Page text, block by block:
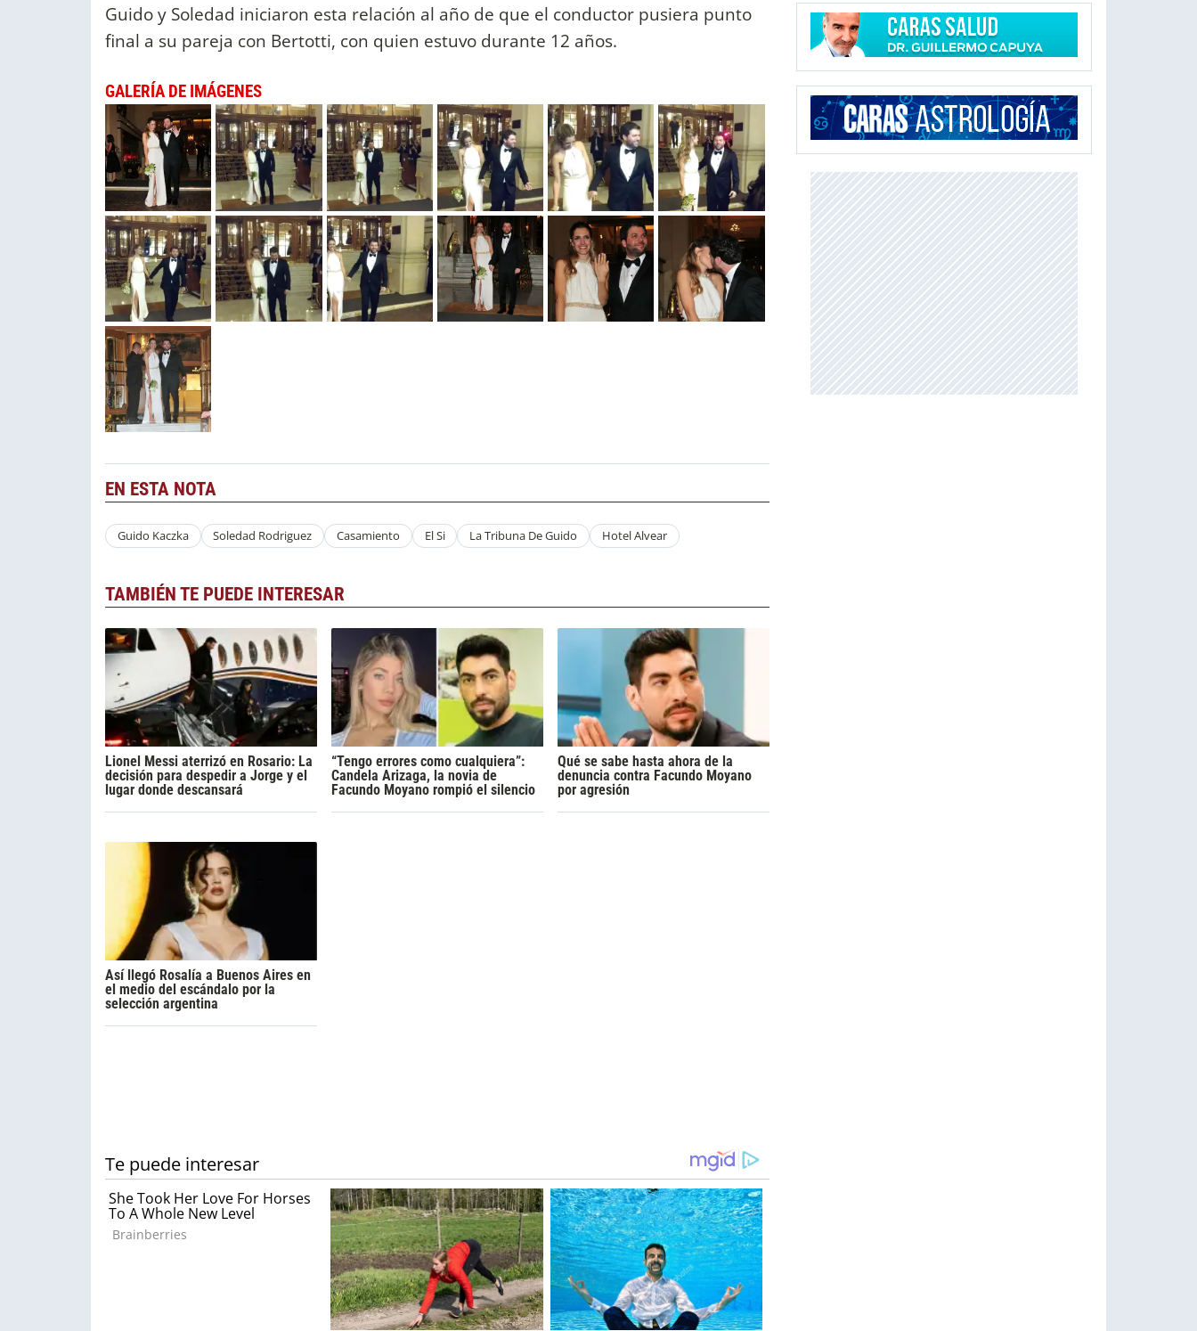
Guido y Soledad iniciaron esta relación al año de que el conductor pusiera punto
final a su pareja con Bertotti, con quien estuvo durante 12 años.
GALERÍA DE IMÁGENES
EN ESTA NOTA
Guido Kaczka Soledad Rodriguez Casamiento El Si La Tribuna De Guido Hotel Alvear
TAMBIÉN TE PUEDE INTERESAR
Lionel Messi aterrizó en Rosario: La
decisión para despedir a Jorge y el
lugar donde descansará
“Tengo errores como cualquiera”:
Candela Arizaga, la novia de
Facundo Moyano rompió el silencio
Qué se sabe hasta ahora de la
denuncia contra Facundo Moyano
por agresión
Así llegó Rosalía a Buenos Aires en
el medio del escándalo por la
selección argentina